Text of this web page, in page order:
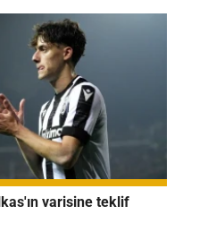
varisine teklif